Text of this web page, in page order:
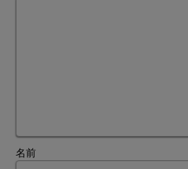
名前